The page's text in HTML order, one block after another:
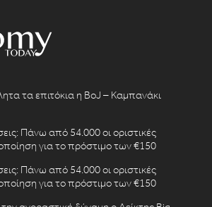
τα επιτόκια η BoJ – Καμπανάκι
Πάνω από 54.000 οι οριστικές
για το πρόστιμο των €150
Πάνω από 54.000 οι οριστικές
για το πρόστιμο των €150